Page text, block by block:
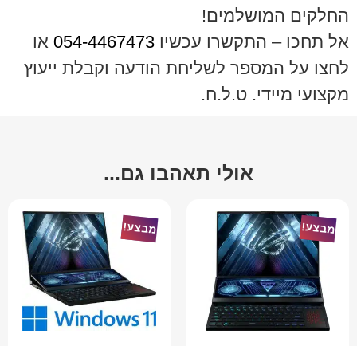
החלקים המושלמים!
אל תחכו – התקשרו עכשיו 054-4467473 או
לחצו על המספר לשליחת הודעה וקבלת ייעוץ
מקצועי מיידי. ט.ל.ח.
אולי תאהבו גם...
מבצע! מבצע!